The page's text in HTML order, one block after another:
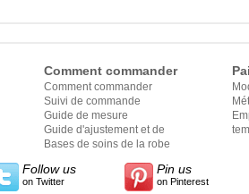
Comment commander
Comment commander
Suivi de commande
Guide de mesure
Guide d'ajustement et de
style
Bases de soins de la robe
Follow us
on Twitter
Pin us
on Pinterest